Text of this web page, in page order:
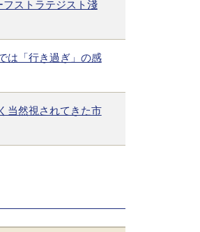
ストラテジスト淺
は「行き過ぎ」の感
当然視されてきた市